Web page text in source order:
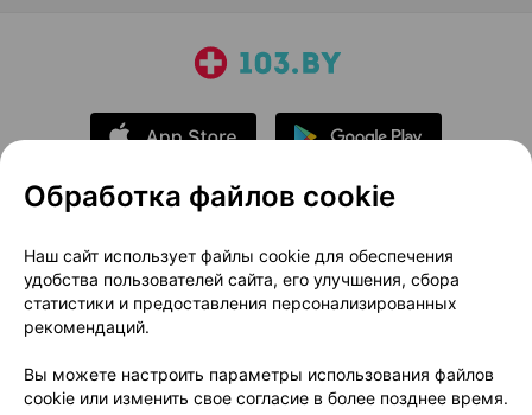
О проекте
Новости проекта
Размещение рекламы
Медицинский маркетинг
Публичный договор
Доставка
Способы оплаты
Вакансии
Партнеры
Обработка файлов cookie
Наш сайт использует файлы cookie для обеспечения
удобства пользователей сайта, его улучшения, сбора
статистики и предоставления персонализированных
рекомендаций.
Вы можете настроить параметры использования файлов
cookie или изменить свое согласие в более позднее время.